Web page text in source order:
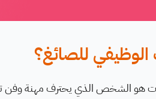
للصائغ؟
هو الشخص الذي يحترف مهنة وفن